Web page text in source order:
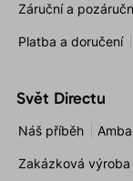
Záruční a
Platba a doručení
Svět Directu
Náš příběh
Zakázková výroba